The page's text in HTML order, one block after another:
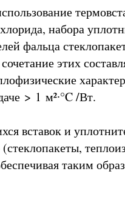
набора
фальца
этих
> 1 м²∙°C /Вт.
вставок и
(стеклопакеты,
таким